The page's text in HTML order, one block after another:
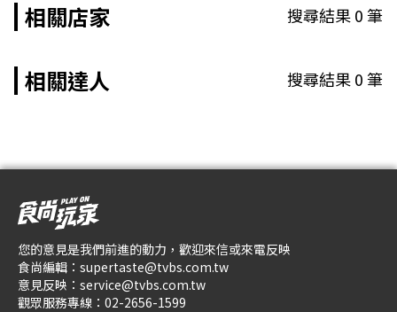
相關店家 搜尋結果0筆
相關達人 搜尋結果0筆
您的意見是我們前進的動力，歡迎來信或來電反映
食尚編輯： supertaste@tvbs.com.tw
意見反映： service@tvbs.com.tw
觀眾服務專線： 02-2656-1599